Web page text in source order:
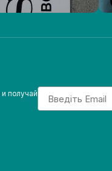
и получайEmail